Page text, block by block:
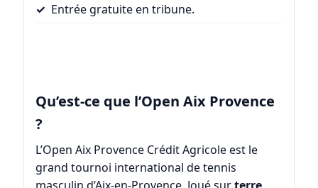
Entrée gratuite en tribune.
Qu’est-ce que l’Open Aix Provence
?
L’Open Aix Provence Crédit Agricole est le
grand tournoi international de tennis